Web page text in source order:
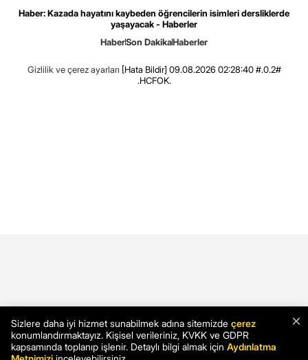
Haber: Kazada hayatını kaybeden öğrencilerin isimleri dersliklerde
yaşayacak - Haberler
HaberSon DakikaHaberler
Gizlilik ve çerez ayarları [Hata Bildir] 09.08.2026 02:28:40 #.0.2#
.HCFOK.
×
Sizlere daha iyi hizmet sunabilmek adına sitemizde çerez
konumlandırmaktayız. Kişisel verileriniz, KVKK ve GDPR
kapsamında toplanıp işlenir. Detaylı bilgi almak için Aydınlatma